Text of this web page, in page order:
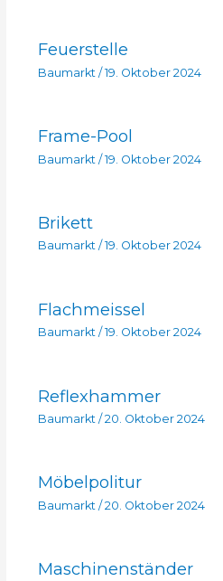
Feuerstelle
Baumarkt /19. Oktober 2024
Frame-Pool
Baumarkt /19. Oktober 2024
Brikett
Baumarkt/ 19. Oktober 2024
Flachmeissel
Baumarkt/ 19. Oktober 2024
Reflexhammer
Baumarkt / 20. Oktober 2024
Möbelpolitur
Baumarkt / 20. Oktober 2024
Maschinenständer